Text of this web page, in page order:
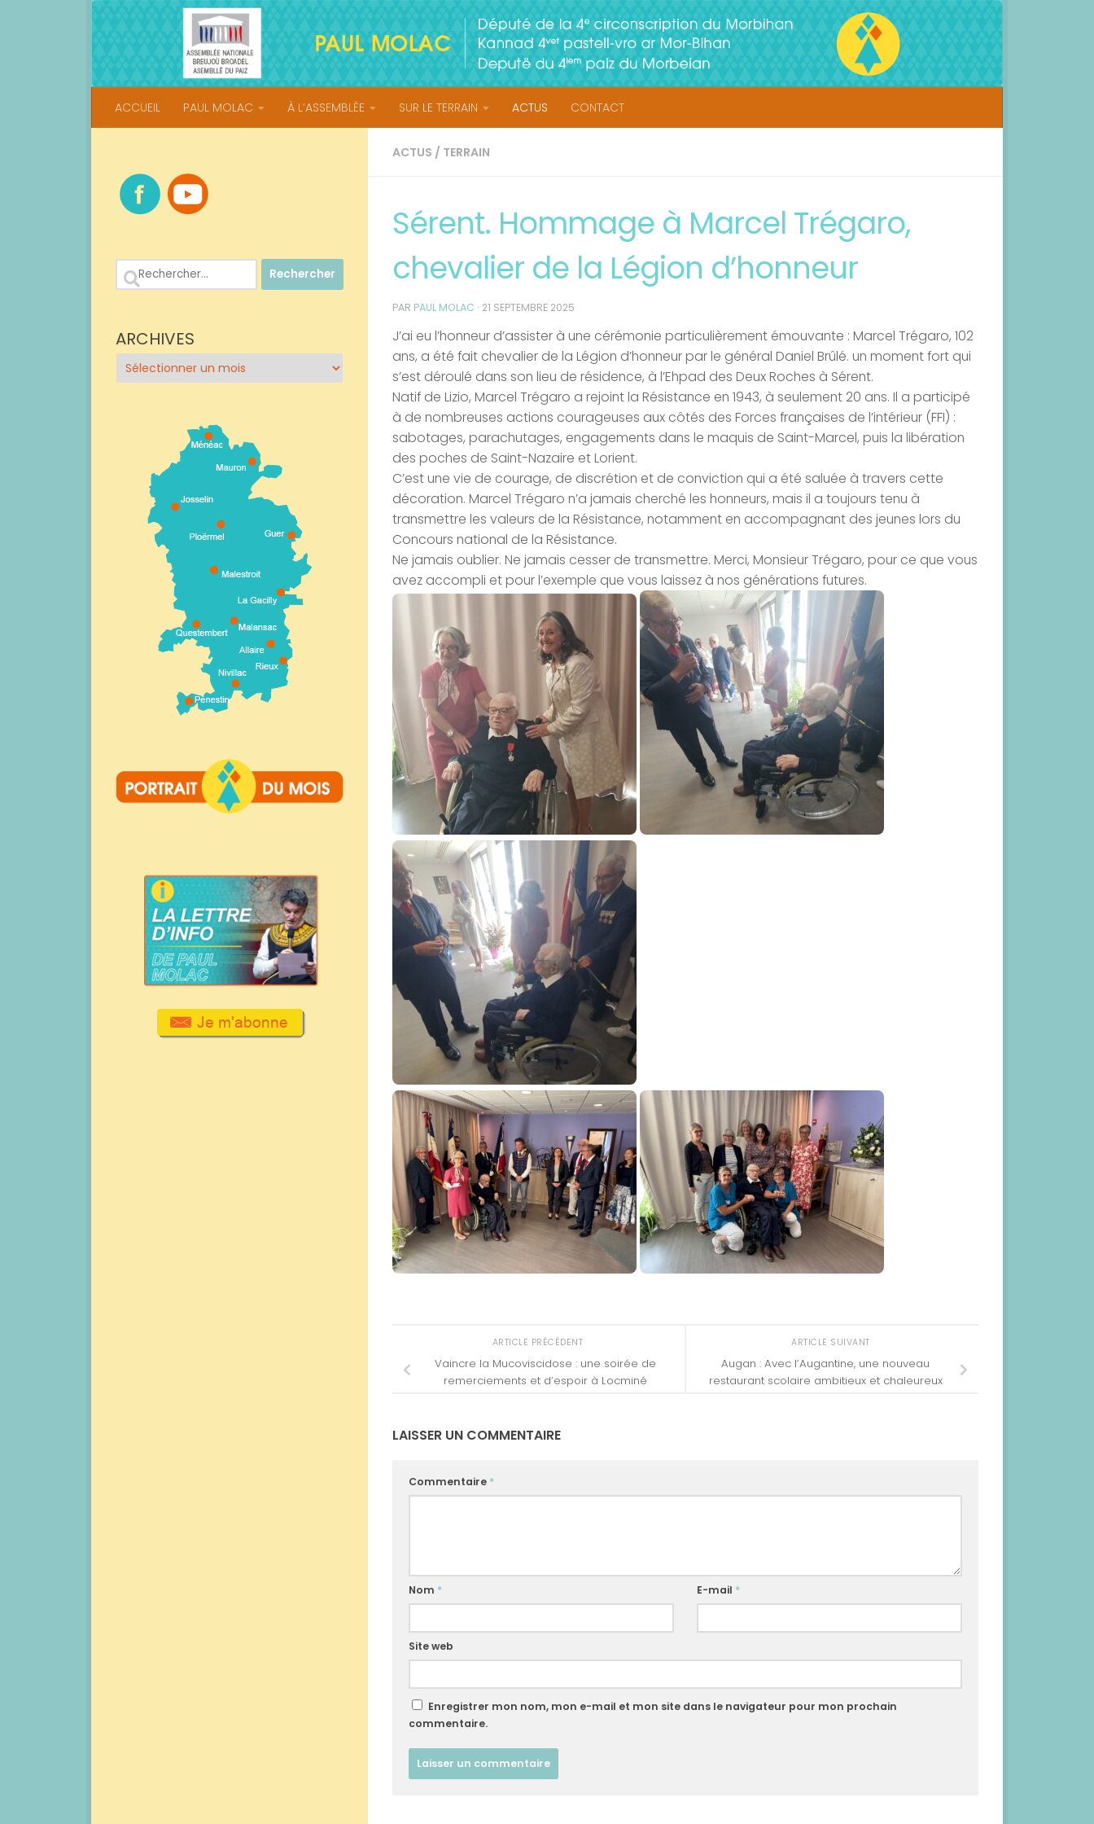
Skip to content
ACCUEIL PAUL MOLAC À L’ASSEMBLÉE SUR LE TERRAIN ACTUS CONTACT
ACTUS / TERRAIN
Sérent. Hommage à Marcel Trégaro,
chevalier de la Légion d’honneur
PAR PAUL MOLAC · 21 SEPTEMBRE 2025
J’ai eu l’honneur d’assister à une cérémonie particulièrement émouvante : Marcel Trégaro, 102
ans, a été fait chevalier de la Légion d’honneur par le général Daniel Brûlé. un moment fort qui
s’est déroulé dans son lieu de résidence, à l’Ehpad des Deux Roches à Sérent.
Natif de Lizio, Marcel Trégaro a rejoint la Résistance en 1943, à seulement 20 ans. Il a participé
à de nombreuses actions courageuses aux côtés des Forces françaises de l’intérieur (FFI) :
sabotages, parachutages, engagements dans le maquis de Saint-Marcel, puis la libération
des poches de Saint-Nazaire et Lorient.
C’est une vie de courage, de discrétion et de conviction qui a été saluée à travers cette
décoration. Marcel Trégaro n’a jamais cherché les honneurs, mais il a toujours tenu à
transmettre les valeurs de la Résistance, notamment en accompagnant des jeunes lors du
Concours national de la Résistance.
Ne jamais oublier. Ne jamais cesser de transmettre. Merci, Monsieur Trégaro, pour ce que vous
avez accompli et pour l’exemple que vous laissez à nos générations futures.
ARTICLE SUIVANT
Augan : Avec l’Augantine, une nouveau
restaurant scolaire ambitieux et chaleureux
ARTICLE PRÉCÉDENT
Vaincre la Mucoviscidose : une soirée de
remerciements et d’espoir à Locminé
LAISSER UN COMMENTAIRE
Commentaire *
Nom * E-mail *
Site web
Enregistrer mon nom, mon e-mail et mon site dans le navigateur pour mon prochain
commentaire.
Rechercher :
ARCHIVES
Archives